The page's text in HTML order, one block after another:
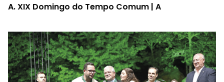
A.XIX Domingo do Tempo Comum | A